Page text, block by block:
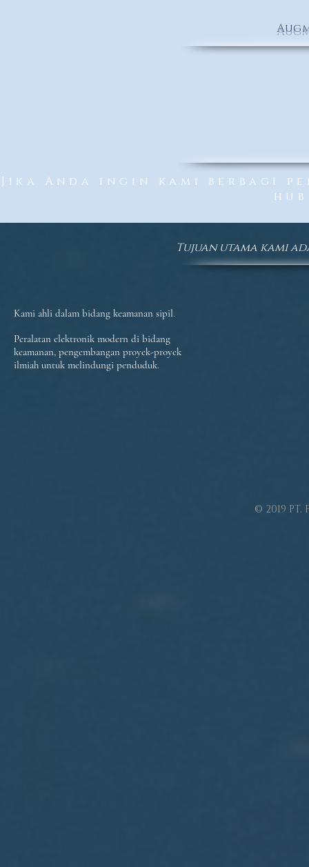
Jika Anda ingin kami berbagi
Tujuan utama kami
Kami ahli dalam bidang keamanan sipil.
Peralatan elektronik modern di bidang
keamanan, pengembangan proyek-proyek
ilmiah untuk melindungi penduduk.
© 2019